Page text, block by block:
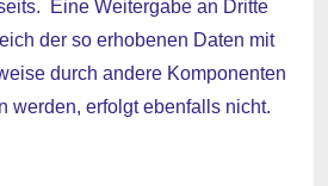
Eine Weitergabe an Dritte
der so erhobenen Daten mit
durch andere Komponenten
werden, erfolgt ebenfalls nicht.